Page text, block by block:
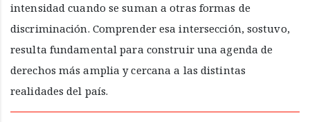
intensidad cuando se suman a otras formas de
discriminación. Comprender esa intersección, sostuvo,
resulta fundamental para construir una agenda de
derechos más amplia y cercana a las distintas
realidades del país.